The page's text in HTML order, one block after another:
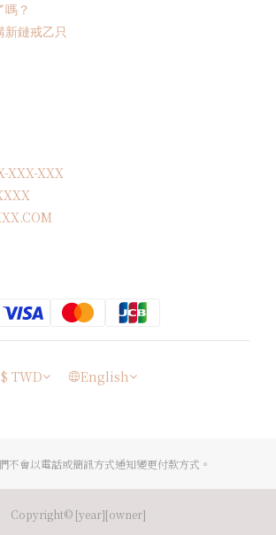
？
新鏈戒乙只
XXX-XXX
$ TWD English
不會以電話或簡訊方式通知變更付款方式。
Copyright© [year][owner]